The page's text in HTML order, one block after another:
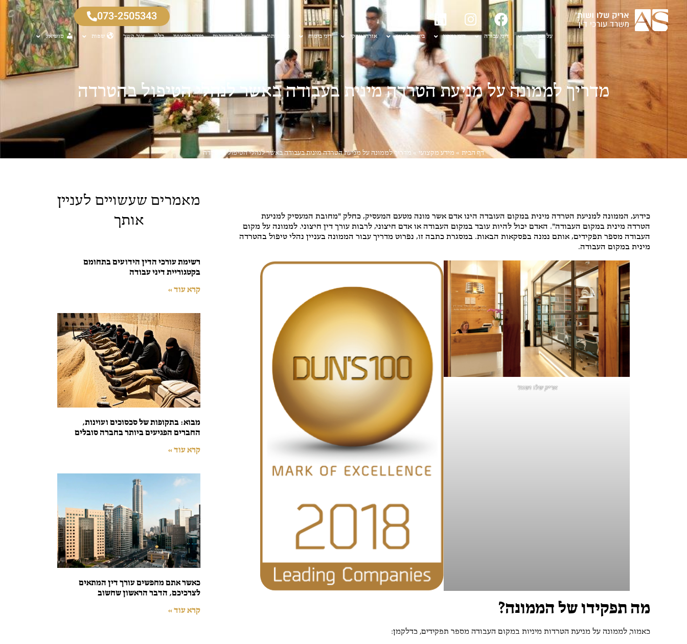
073-2505343
על המשרד דיני עבודה דיני נזיקין ביטוח לאומי אזרחי עסקי דיני ביטוח מן העיתונות שאלות ותשובות מידע מקצועי בלוג צור קשר שפות סושיאל
מדריך לממונה על מניעת הטרדה מינית בעבודה באשר לנהלי הטיפול בהטרדה
דף הבית » מידע מקצועי » מדריך לממונה על מניעת הטרדה מינית בעבודה באשר לנהלי הטיפול בהטרדה
כידוע, הממונה למניעת הטרדה מינית במקום העובדה הינו אדם אשר מונה מטעם המעסיק, כחלק "מחובת המעסיק למניעת
הטרדה מינית במקום העבודה". האדם יכול להיות עובד במקום העבודה או אדם חיצוני, לרבות עורך דין חיצוני. לממונה על מקום
העבודה מספר תפקידים, אותם נמנה בפסקאות הבאות. במסגרת כתבה זו, נפרוט מדריך עבור הממונה בעניין נהלי טיפול בהטרדה
מינית במקום העבודה.
אריק שלו ושות'
מה תפקידו של הממונה?
כאמור, לממונה על מניעת הטרדות מיניות במקום העבודה מספר תפקידים, כדלקמן:
מאמרים שעשויים לעניין
אותך
רשימת עורכי הדין הידועים בתחומם
בקטגוריית דיני עבודה
קרא עוד »
מבוא: בתקופות של סכסוכים ועוינות,
החברים הפגיעים ביותר בחברה סובלים
קרא עוד »
כאשר אתם מחפשים עורך דין המתאים
לצרכיכם, הדבר הראשון שחשוב
קרא עוד »